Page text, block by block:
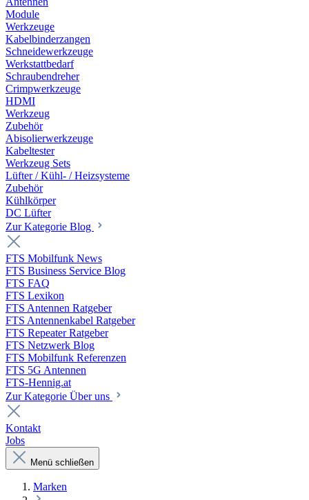
Module
Werkzeuge
Kabelbinderzangen
Schneidewerkzeuge
Werkstattbedarf
Schraubendreher
Crimpwerkzeuge
HDMI
Werkzeug
Zubehör
Abisolierwerkzeuge
Kabeltester
Werkzeug Sets
Lüfter / Kühl- / Heizsysteme
Zubehör
Kühlkörper
DC Lüfter
Zur Kategorie Blog
FTS Mobilfunk News
FTS Business Service Blog
FTS FAQ
FTS Lexikon
FTS Antennen Ratgeber
FTS Antennenkabel Ratgeber
FTS Repeater Ratgeber
FTS Netzwerk Blog
FTS Mobilfunk Referenzen
FTS 5G Antennen
FTS-Hennig.at
Zur Kategorie Über uns
Kontakt
Jobs
Menü schließen
Marken